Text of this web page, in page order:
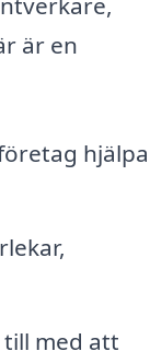
är en
hjälpa
med att